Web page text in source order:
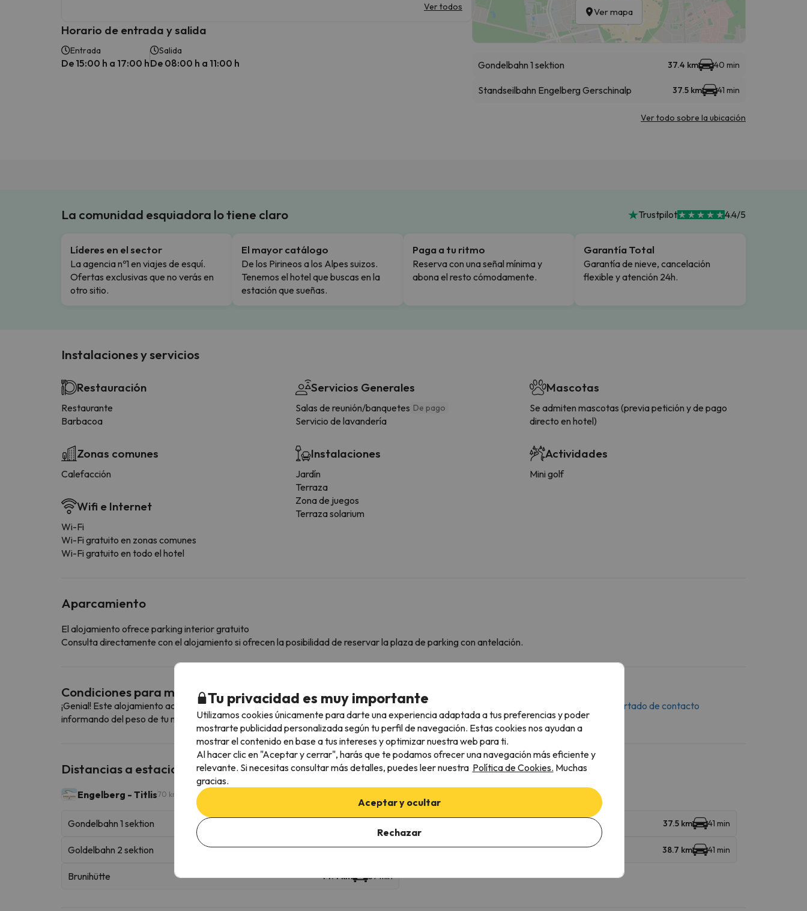
Ver todos
Horario de entrada y salida
Entrada
De 15:00 h a 17:00 h
Salida
De 08:00 h a 11:00 h
Ver mapa
Gondelbahn 1 sektion 37.4 km 40 min
Standseilbahn Engelberg Gerschinalp 37.5 km 41 min
Ver todo sobre la ubicación
La comunidad esquiadora lo tiene claro Trustpilot 4.4/5
Líderes en el sector
La agencia nº1 en viajes de esquí.
Ofertas exclusivas que no verás en
otro sitio.
El mayor catálogo
De los Pirineos a los Alpes suizos.
Tenemos el hotel que buscas en la
estación que sueñas.
Paga a tu ritmo
Reserva con una señal mínima y
abona el resto cómodamente.
Garantía Total
Garantía de nieve, cancelación
flexible y atención 24h.
Instalaciones y servicios
Restauración
Restaurante
Barbacoa
Zonas comunes
Calefacción
Wifi e Internet
Wi-Fi
Wi-Fi gratuito en zonas comunes
Wi-Fi gratuito en todo el hotel
Servicios Generales
Salas de reunión/banquetes De pago
Servicio de lavandería
Instalaciones
Jardín
Terraza
Zona de juegos
Terraza solarium
Mascotas
Se admiten mascotas (previa petición y de pago
directo en hotel)
Actividades
Mini golf
Aparcamiento
El alojamiento ofrece parking interior gratuito
Consulta directamente con el alojamiento si ofrecen la posibilidad de reservar la plaza de parking con antelación.
Condiciones para mascotas
¡Genial! Este alojamiento admite mascotas. Para consultar sus condiciones es imprescindible que nos mandes un mensaje a través del
apartado de contacto
informando del peso de tu mascota.
Distancias a estaciones de esquí cercanas
Engelberg - Titlis70 km esquiables
Gondelbahn 1 sektion 37.5 km 41 min
Goldelbahn 2 sektion 37.6 km 41 min Engelberg Brunni 38.7 km 41 min
Brunihütte 44.4 km 57 min
Tu privacidad es muy importante
Utilizamos cookies únicamente para darte una experiencia adaptada a tus preferencias y poder
mostrarte publicidad personalizada según tu perfil de navegación. Estas cookies nos ayudan a
mostrar el contenido en base a tus intereses y optimizar nuestra web para ti.
Al hacer clic en "Aceptar y cerrar", harás que te podamos ofrecer una navegación más eficiente y
relevante. Si necesitas consultar más detalles, puedes leer nuestra Política de Cookies. Muchas
gracias.
Aceptar y ocultar
Rechazar